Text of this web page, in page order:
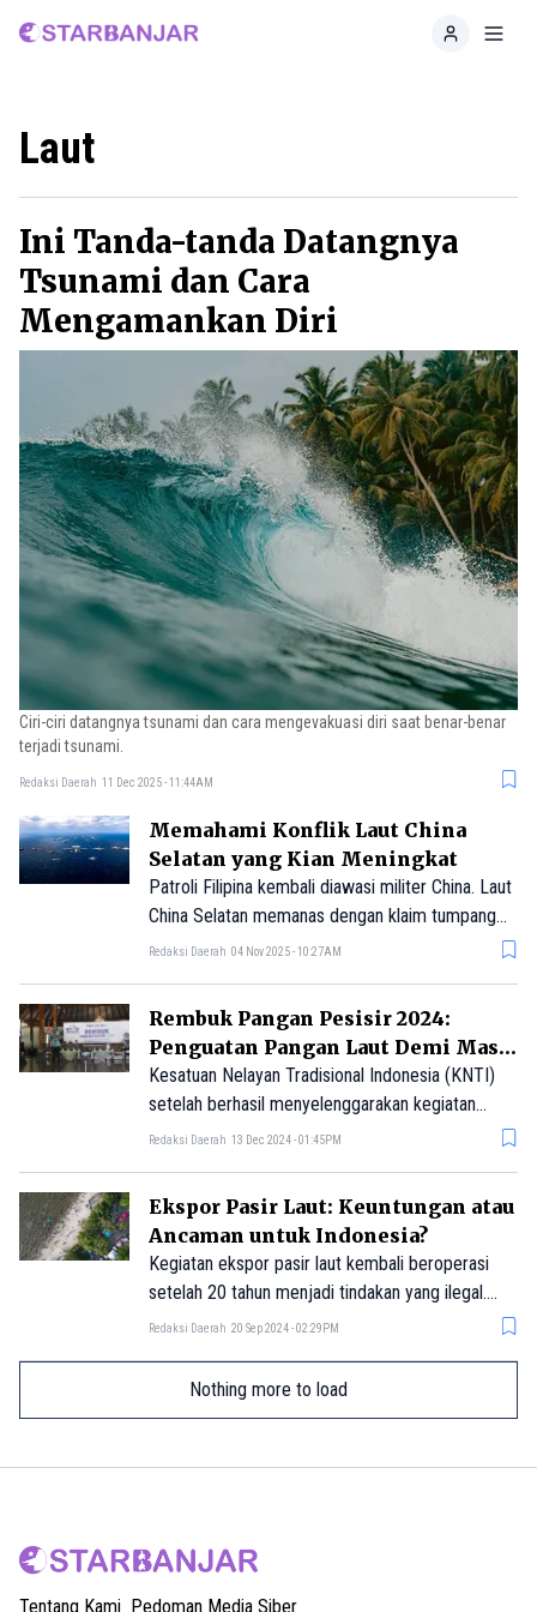
Home
Laut
Ini Tanda-tanda Datangnya
Tsunami dan Cara
Mengamankan Diri
Ciri-ciri datangnya tsunami dan cara mengevakuasi diri saat benar-benar
terjadi tsunami.
Redaksi Daerah 11 Dec 2025 - 11:44AM
Memahami Konflik Laut China
Selatan yang Kian Meningkat
Patroli Filipina kembali diawasi militer China. Laut
China Selatan memanas dengan klaim tumpang
tindih dan rivalitas negara besar.
Redaksi Daerah 04 Nov 2025 - 10:27AM
Rembuk Pangan Pesisir 2024:
Penguatan Pangan Laut Demi Masa
Depan Nelayan
Kesatuan Nelayan Tradisional Indonesia (KNTI)
setelah berhasil menyelenggarakan kegiatan
Rembuk Pangan Pesisir di 35 Kabupaten/kota
Redaksi Daerah 13 Dec 2024 - 01:45PM
Ekspor Pasir Laut: Keuntungan atau
Ancaman untuk Indonesia?
Kegiatan ekspor pasir laut kembali beroperasi
setelah 20 tahun menjadi tindakan yang ilegal.
Berikut dampak-dampaknya.
Redaksi Daerah 20 Sep 2024 - 02:29PM
Nothing more to load
Tentang Kami Pedoman Media Siber